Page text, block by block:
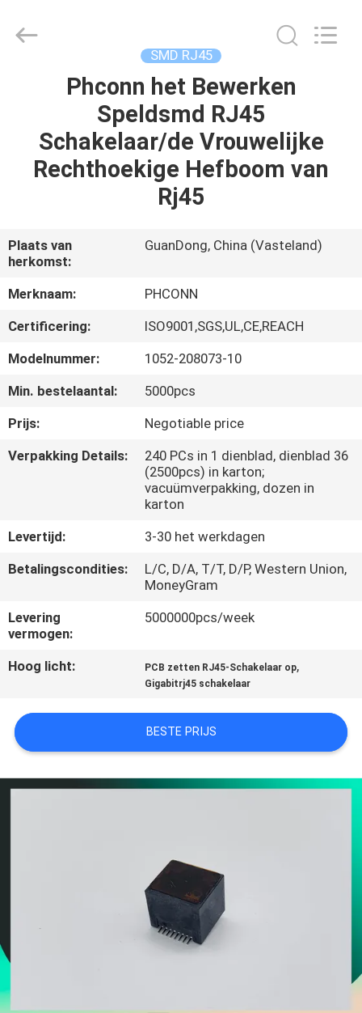
PRODUCTEN
FABRIEKSREIS
KWALITEITSCONTROLE
CONTACTEER
ONS
VR
SITEMAP
PRIVACY
POLICY
SMD RJ45
Phconn het Bewerken
Speldsmd RJ45
Schakelaar/de Vrouwelijke
Rechthoekige Hefboom van
Rj45
Plaats van
herkomst:
GuanDong, China (Vasteland)
Merknaam:
PHCONN
Certificering:
ISO9001,SGS,UL,CE,REACH
Modelnummer:
1052-208073-10
Min. bestelaantal:
5000pcs
Prijs:
Negotiable price
Verpakking Details:
240 PCs in 1 dienblad, dienblad 36
(2500pcs) in karton;
vacuümverpakking, dozen in
karton
Levertijd:
3-30 het werkdagen
Betalingscondities:
L/C, D/A, T/T, D/P, Western Union,
MoneyGram
Levering
vermogen:
5000000pcs/week
Hoog licht: PCB zetten RJ45-Schakelaar op,
Gigabitrj45 schakelaar
BESTE PRIJS